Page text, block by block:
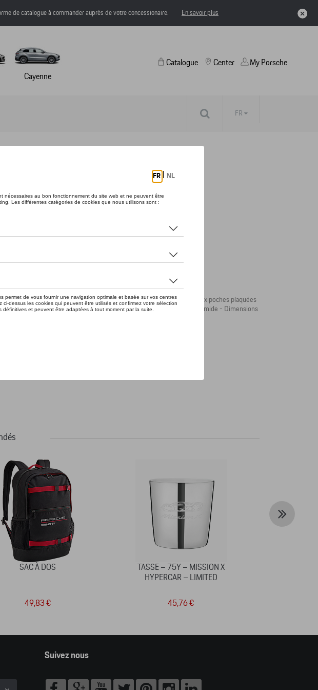
de catalogue à commander auprès de votre concessionaire. En savoir plus
Cayenne
Catalogue Center My Porsche
FR
Salzburg et suffisamment de place pour ranger un casque. Avec deux poches plaquées
amovible et poignées. Imperméable. Nylon résistant. - 100 % polyamide - Dimensions
SAC À DOS
49,83 €
TASSE – 75Y – MISSION X
HYPERCAR – LIMITED
45,76 €
Suivez nous